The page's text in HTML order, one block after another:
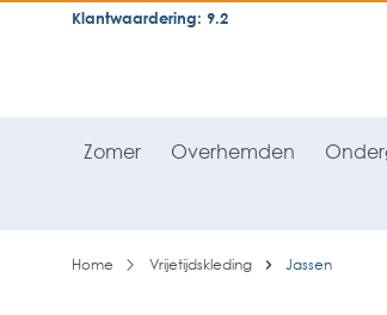
Klantwaardering: 9.2
Zomer Overhemden
Home Vrijetijdskleding Jassen